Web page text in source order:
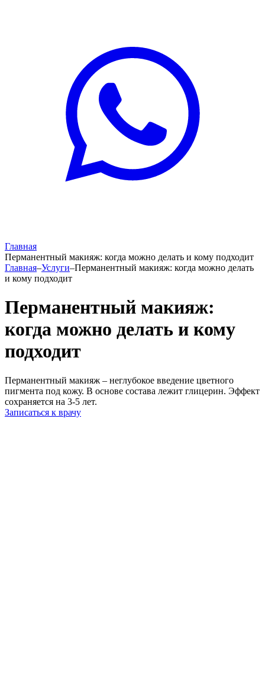
Главная
Перманентный макияж: когда можно делать и кому подходит
Главная–Услуги–Перманентный макияж: когда можно делать
и кому подходит
Перманентный макияж:
когда можно делать и кому
подходит
Перманентный макияж – неглубокое введение цветного
пигмента под кожу. В основе состава лежит глицерин. Эффект
сохраняется на 3-5 лет.
Записаться к врачу